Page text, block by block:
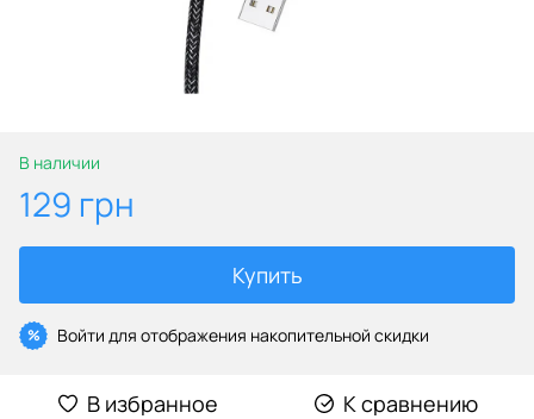
В наличии
129 грн
Купить
% Войти для отображения накопительной скидки
В избранное К сравнению